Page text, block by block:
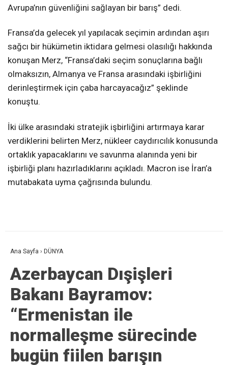
Avrupa’nın güvenliğini sağlayan bir barış” dedi.
Fransa’da gelecek yıl yapılacak seçimin ardından aşırı
sağcı bir hükümetin iktidara gelmesi olasılığı hakkında
konuşan Merz, “Fransa’daki seçim sonuçlarına bağlı
olmaksızın, Almanya ve Fransa arasındaki işbirliğini
derinleştirmek için çaba harcayacağız” şeklinde
konuştu.
İki ülke arasındaki stratejik işbirliğini artırmaya karar
verdiklerini belirten Merz, nükleer caydırıcılık konusunda
ortaklık yapacaklarını ve savunma alanında yeni bir
işbirliği planı hazırladıklarını açıkladı. Macron ise İran’a
mutabakata uyma çağrısında bulundu.
Ana Sayfa › DÜNYA
Azerbaycan Dışişleri
Bakanı Bayramov:
“Ermenistan ile
normalleşme sürecinde
bugün fiilen barışın